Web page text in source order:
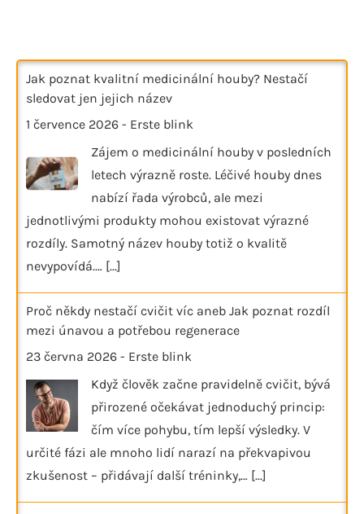
Jak poznat kvalitní medicinální houby? Nestačí
sledovat jen jejich název
1 července 2026 - Erste blink
Zájem o medicinální houby v posledních
letech výrazně roste. Léčivé houby dnes
nabízí řada výrobců, ale mezi
jednotlivými produkty mohou existovat výrazné
rozdíly. Samotný název houby totiž o kvalitě
nevypovídá.… [...]
Proč někdy nestačí cvičit víc aneb Jak poznat rozdíl
mezi únavou a potřebou regenerace
23 června 2026 - Erste blink
Když člověk začne pravidelně cvičit, bývá
přirozené očekávat jednoduchý princip:
čím více pohybu, tím lepší výsledky. V
určité fázi ale mnoho lidí narazí na překvapivou
zkušenost – přidávají další tréninky,… [...]